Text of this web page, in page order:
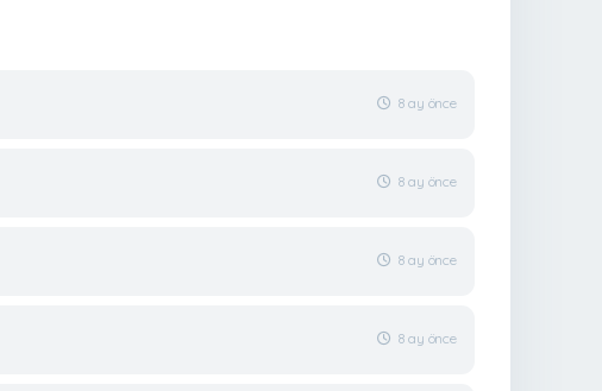
8 ay önce
8 ay önce
8 ay önce
8 ay önce